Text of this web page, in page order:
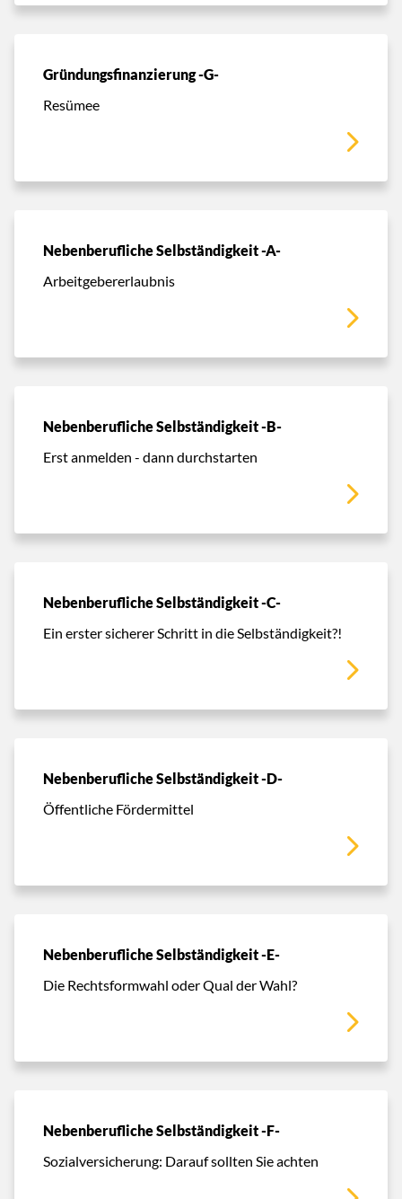
Gründungsfinanzierung -G-
Resümee
Nebenberufliche Selbständigkeit -A-
Arbeitgebererlaubnis
Nebenberufliche Selbständigkeit -B-
Erst anmelden - dann durchstarten
Nebenberufliche Selbständigkeit -C-
Ein erster sicherer Schritt in die Selbständigkeit?!
Nebenberufliche Selbständigkeit -D-
Öffentliche Fördermittel
Nebenberufliche Selbständigkeit -E-
Die Rechtsformwahl oder Qual der Wahl?
Nebenberufliche Selbständigkeit -F-
Sozialversicherung: Darauf sollten Sie achten